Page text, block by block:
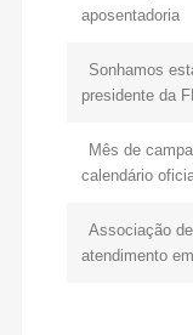
aposentadoria
Sonhamos
presidente da
Mês de
calendário
Associação
atendimento